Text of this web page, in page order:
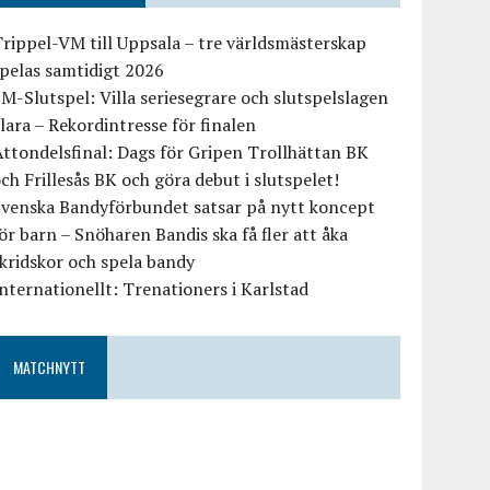
VM till Uppsala – tre världsmästerskap
samtidigt 2026
Slutspel: Villa seriesegrare och slutspelslagen
– Rekordintresse för finalen
Dags för Gripen Trollhättan BK
Frillesås BK och göra debut i slutspelet!
Bandyförbundet satsar på nytt koncept
barn – Snöharen Bandis ska få fler att åka
och spela bandy
Trenationers i Karlstad
MATCHNYTT